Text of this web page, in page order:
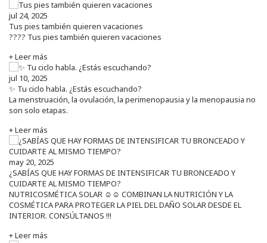
jul 24, 2025
Tus pies también quieren vacaciones
???? Tus pies también quieren vacaciones
+ Leer más
jul 10, 2025
✨ Tu ciclo habla. ¿Estás escuchando?
La menstruación, la ovulación, la perimenopausia y la menopausia no
son solo etapas.
+ Leer más
may 20, 2025
¿SABÍAS QUE HAY FORMAS DE INTENSIFICAR TU BRONCEADO Y
CUIDARTE AL MISMO TIEMPO?
NUTRICOSMÉTICA SOLAR ☺️☺️ COMBINAN LA NUTRICIÓN Y LA
COSMÉTICA PARA PROTEGER LA PIEL DEL DAÑO SOLAR DESDE EL
INTERIOR. CONSÚLTANOS !!!
+ Leer más